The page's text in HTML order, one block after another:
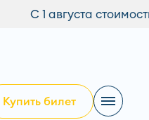
билета
Купить билет